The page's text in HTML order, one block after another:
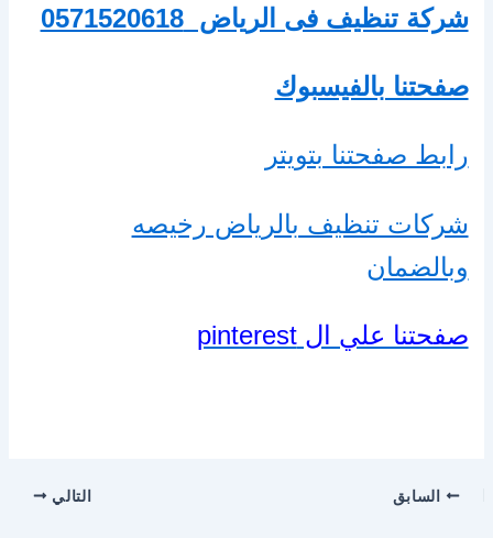
شركة تنظيف فى الرياض0571520618
صفحتنا بالفيسبوك
رابط صفحتنا بتويتر
شركات تنظيف بالرياض رخيصه
وبالضمان
صفحتنا علي ال pinterest
السابق التالي